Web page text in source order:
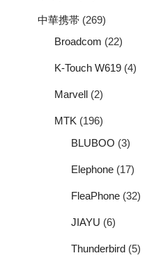
中華携帯 (269)
Broadcom (22)
K-Touch W619 (4)
Marvell (2)
MTK (196)
BLUBOO (3)
Elephone (17)
FleaPhone (32)
JIAYU (6)
Thunderbird (5)